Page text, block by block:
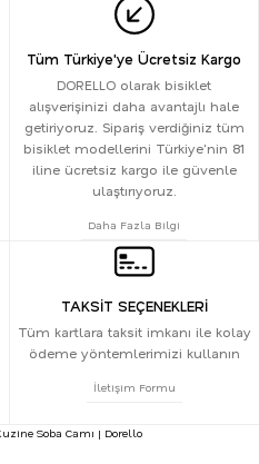
Tüm Türkiye'ye Ücretsiz Kargo
DORELLO olarak bisiklet
alışverişinizi daha avantajlı hale
getiriyoruz. Sipariş verdiğiniz tüm
bisiklet modellerini Türkiye'nin 81
iline ücretsiz kargo ile güvenle
ulaştırıyoruz.
Daha Fazla Bilgi
TAKSİT SEÇENEKLERİ
Tüm kartlara taksit imkanı ile kolay
ödeme yöntemlerimizi kullanın
İletişim Formu